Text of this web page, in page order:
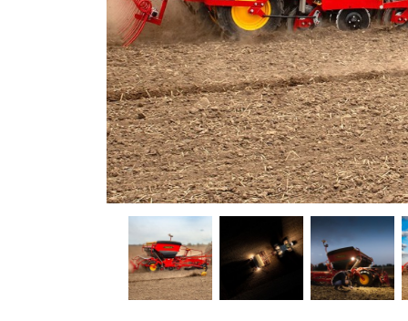
KRAMER